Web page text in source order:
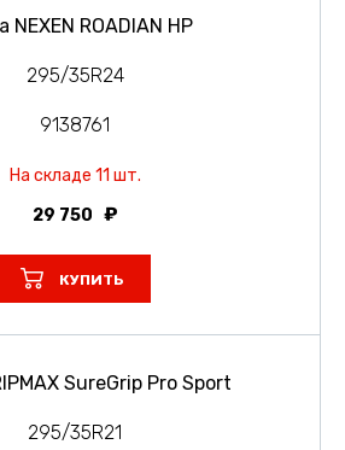
NEXEN ROADIAN HP
295/35R24
9138761
На складе 11 шт.
29 750
КУПИТЬ
SureGrip Pro Sport
295/35R21